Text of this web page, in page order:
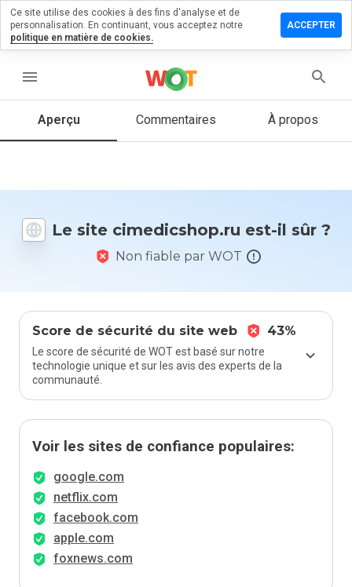
menu
Aperçu Commentaires À propos
Le site cimedicshop.ru est-il sûr ?
Non fiable par WOT
Score de sécurité du site web 43%
Le score de sécurité de WOT est basé sur notre
technologie unique et sur les avis des experts de la
communauté.
Voir les sites de confiance populaires:
google.com
netflix.com
facebook.com
apple.com
foxnews.com
un
1 et 5
vous à ce
site ?
Ce site utilise des cookies à des fins d'analyse et de
personnalisation. En continuant, vous acceptez notre
politique en matière de cookies.
ACCEPTER